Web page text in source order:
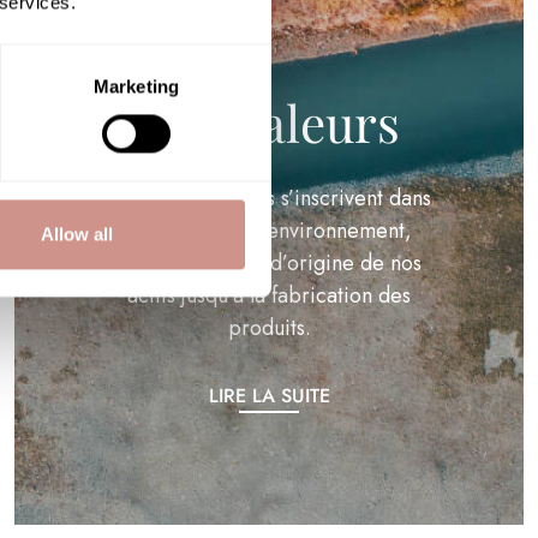
Marketing
Allow all
Nos valeurs
Nos engagements s’inscrivent dans
le respect de l’environnement,
depuis le milieu d’origine de nos
actifs jusqu’à la fabrication des
produits.
LIRE LA SUITE